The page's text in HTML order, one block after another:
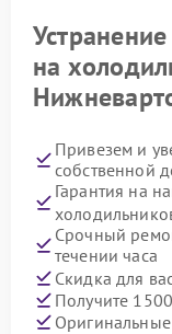
на
Привезем и
собственной
Гарантия на
Срочный
течении часа
Скидка для
Получите